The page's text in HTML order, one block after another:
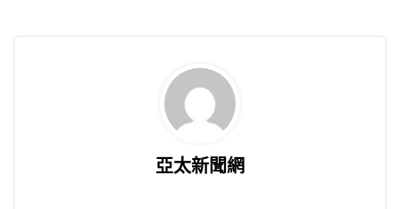
亞太新聞網